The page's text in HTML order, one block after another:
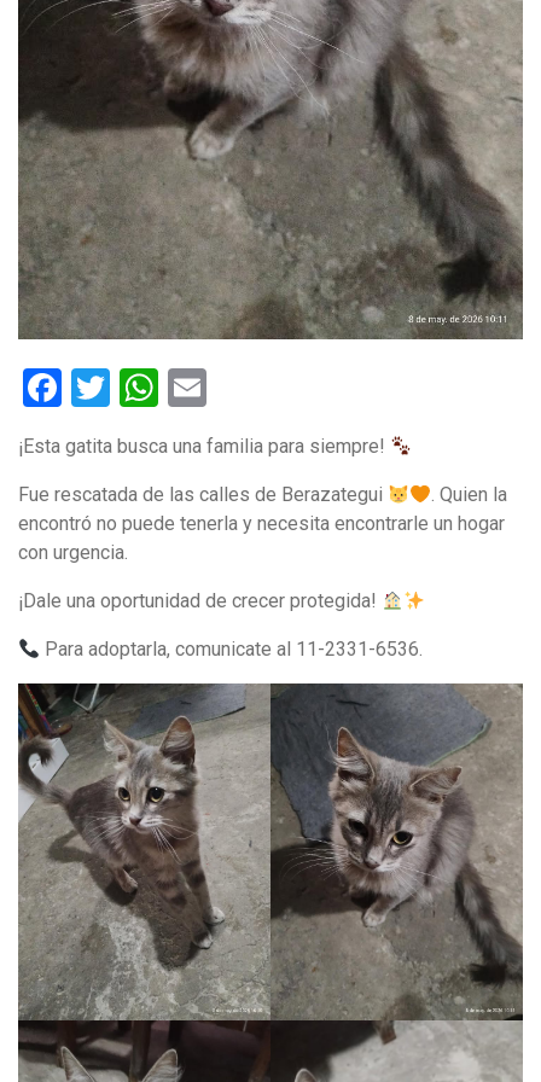
Facebook
TwitterWhatsApp
¡Esta gatita busca una familia para siempre!
Fue rescatada de las calles de Berazategui
. Quien la
encontró no puede tenerla y necesita encontrarle un hogar
con urgencia.
¡Dale una oportunidad de crecer protegida!
Para adoptarla, comunicate al 11-2331-6536.